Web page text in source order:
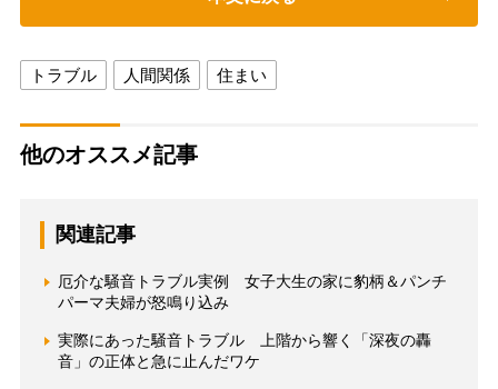
トラブル 人間関係 住まい
他のオススメ記事
関連記事
厄介な騒音トラブル実例 女子大生の家に豹柄＆パンチ
パーマ夫婦が怒鳴り込み
実際にあった騒音トラブル 上階から響く「深夜の轟
音」の正体と急に止んだワケ